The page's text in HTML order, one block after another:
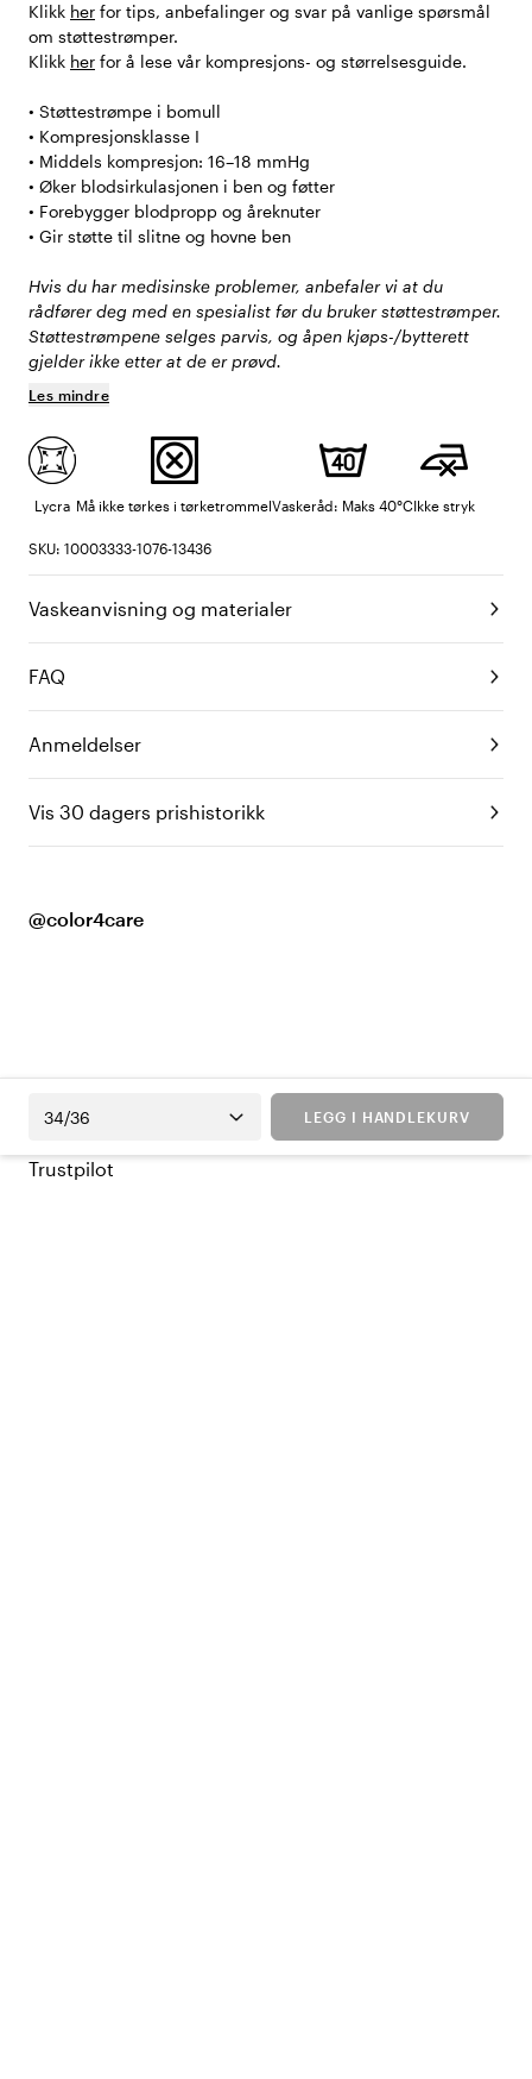
Klikk her for tips, anbefalinger og svar på vanlige spørsmål
om støttestrømper.
Klikk her for å lese vår kompresjons- og størrelsesguide.
• Støttestrømpe i bomull
• Kompresjonsklasse I
• Middels kompresjon: 16–18 mmHg
• Øker blodsirkulasjonen i ben og føtter
• Forebygger blodpropp og åreknuter
• Gir støtte til slitne og hovne ben
Hvis du har medisinske problemer, anbefaler vi at du
rådfører deg med en spesialist før du bruker støttestrømper.
Støttestrømpene selges parvis, og åpen kjøps-/bytterett
gjelder ikke etter at de er prøvd.
Les mindre
Lycra Må ikke tørkes i tørketrommelVaskeråd: Maks 40°CIkke stryk
SKU: 10003333-1076-13436
Vaskeanvisning og materialer
FAQ
Anmeldelser
Vis 30 dagers prishistorikk
@color4care
34/36 LEGG I HANDLEKURV
Trustpilot